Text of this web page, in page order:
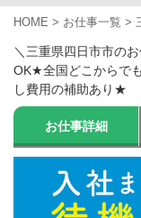
トップページ
待機寮について
求人を探す
全ての求人
東海エリア
三重県
岐阜県
静岡県
関西エリア
HOME > お仕事一覧 >
＼三重県四日市市の
OK★全国どこからで
し費用の補助あり★
お仕事詳細